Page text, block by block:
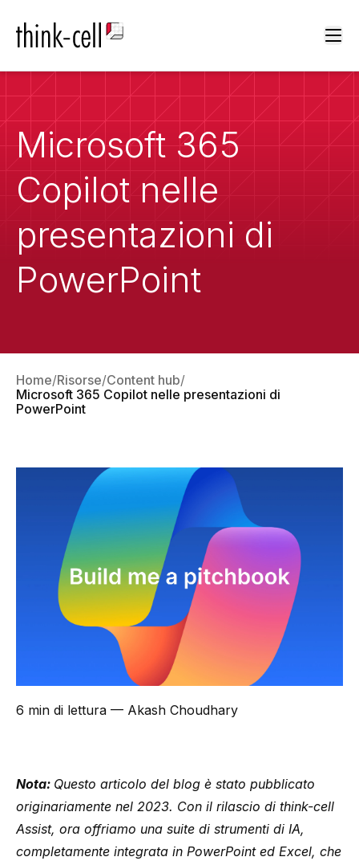
Microsoft 365
Copilot nelle
presentazioni di
PowerPoint
Home Risorse Content hub
Microsoft 365 Copilot nelle presentazioni di
PowerPoint
6 min di lettura — Akash Choudhary
Nota: Questo articolo del blog è stato pubblicato
originariamente nel 2023. Con il rilascio di think-cell
Assist, ora offriamo una suite di strumenti di IA,
completamente integrata in PowerPoint ed Excel, che